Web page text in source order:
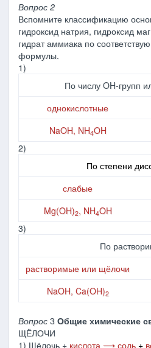
Вопрос 2
Вспомните классификацию
гидроксид натрия, гидроксид
гидрат аммиака по
формулы.
1)
По числу OH-групп
однокислотные
NaOH, NH4OH
2)
По степени
слабые
Mg(OH)2, NH4OH
3)
По
растворимые или щёлочи
NaOH, Ca(OH)2
Вопрос 3 Общие химические
ЩЁЛОЧИ
1) Щёлочь + кислота ⟶ соль +